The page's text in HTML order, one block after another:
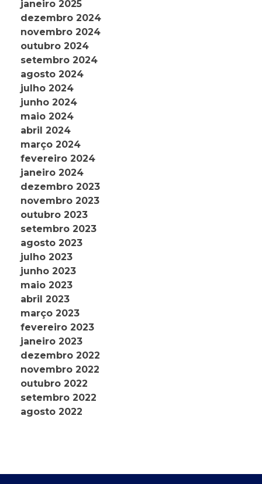
janeiro 2025
dezembro 2024
novembro 2024
outubro 2024
setembro 2024
agosto 2024
julho 2024
junho 2024
maio 2024
abril 2024
março 2024
fevereiro 2024
janeiro 2024
dezembro 2023
novembro 2023
outubro 2023
setembro 2023
agosto 2023
julho 2023
junho 2023
maio 2023
abril 2023
março 2023
fevereiro 2023
janeiro 2023
dezembro 2022
novembro 2022
outubro 2022
setembro 2022
agosto 2022